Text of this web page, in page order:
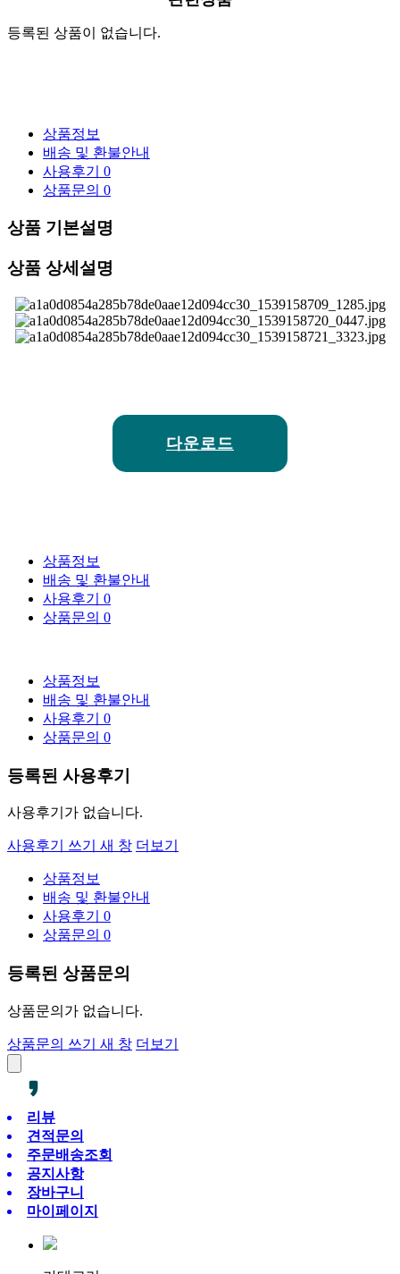
등록된 상품이 없습니다.
상품정보
배송 및 환불안내
사용후기 0
상품문의 0
상품 기본설명
상품 상세설명
다운로드
상품정보
배송 및 환불안내
사용후기 0
상품문의 0
상품정보
배송 및 환불안내
사용후기 0
상품문의 0
등록된 사용후기
사용후기가 없습니다.
사용후기 쓰기 새 창 더보기
상품정보
배송 및 환불안내
사용후기 0
상품문의 0
등록된 상품문의
상품문의가 없습니다.
상품문의 쓰기 새 창 더보기
리뷰
견적문의
주문배송조회
공지사항
장바구니
마이페이지